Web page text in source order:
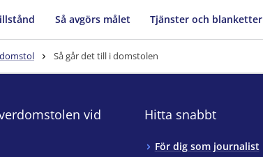
Så avgörs målet Tjänster och blanketter
Så går det till i domstolen
vid
Hitta snabbt
För dig som journalist